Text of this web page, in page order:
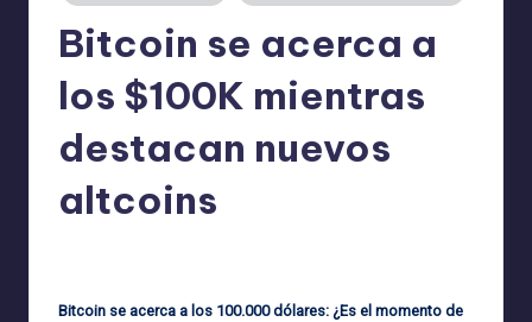
Bitcoin se acerca a
los $100K mientras
destacan nuevos
altcoins
Bitcoin se acerca a los 100.000 dólares: ¿Es el momento de